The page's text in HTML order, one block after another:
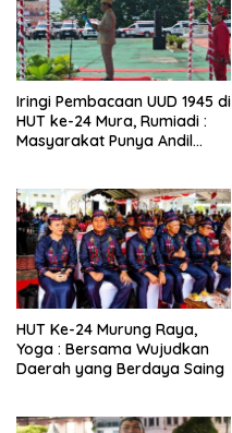
Iringi Pembacaan UUD 1945 di
HUT ke-24 Mura, Rumiadi :
Masyarakat Punya Andil
HUT Ke-24 Murung Raya,
Yoga : Bersama Wujudkan
Daerah yang Berdaya Saing